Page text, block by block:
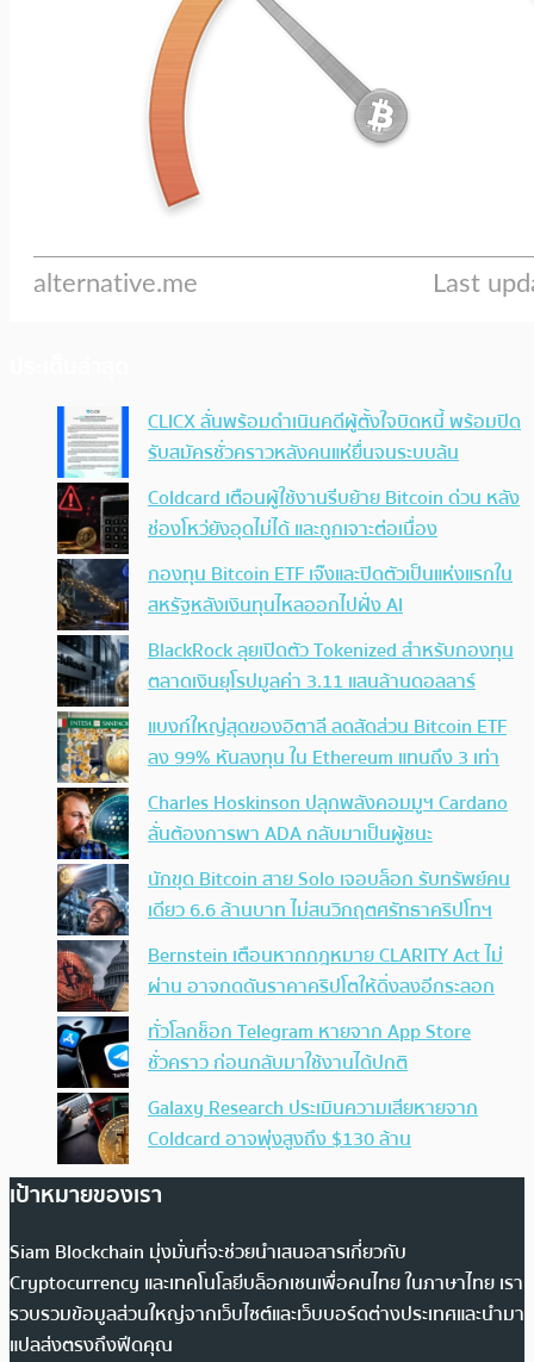
CLICX ลั่นพร้อมดำเนินคดีผู้ตั้งใจบิดหนี้ พร้อมปิด
รับสมัครชั่วคราวหลังคนแห่ยื่นจนระบบล้น
Coldcard เตือนผู้ใช้งานรีบย้าย Bitcoin ด่วน หลัง
ช่องโหว่ยังอุดไม่ได้ และถูกเจาะต่อเนื่อง
กองทุน Bitcoin ETF เจ๊งและปิดตัวเป็นแห่งแรกใน
สหรัฐหลังเงินทุนไหลออกไปฝั่ง AI
BlackRock ลุยเปิดตัว Tokenized สำหรับกองทุน
ตลาดเงินยุโรปมูลค่า 3.11 แสนล้านดอลลาร์
แบงก์ใหญ่สุดของอิตาลี ลดสัดส่วน Bitcoin ETF
ลง 99% หันลงทุน ใน Ethereum แทนถึง 3 เท่า
Charles Hoskinson ปลุกพลังคอมมูฯ Cardano
ลั่นต้องการพา ADA กลับมาเป็นผู้ชนะ
นักขุด Bitcoin สาย Solo เจอบล็อก รับทรัพย์คน
เดียว 6.6 ล้านบาท ไม่สนวิกฤตศรัทธาคริปโทฯ
Bernstein เตือนหากกฎหมาย CLARITY Act ไม่
ผ่าน อาจกดดันราคาคริปโตให้ดิ่งลงอีกระลอก
ทั่วโลกช็อก Telegram หายจาก App Store
ชั่วคราว ก่อนกลับมาใช้งานได้ปกติ
Galaxy Research ประเมินความเสียหายจาก
Coldcard อาจพุ่งสูงถึง $130 ล้าน
เป้าหมายของเรา
Siam Blockchain มุ่งมั่นที่จะช่วยนำเสนอสารเกี่ยวกับ
Cryptocurrency และเทคโนโลยีบล็อกเชนเพื่อคนไทย ในภาษาไทย เรา
รวบรวมข้อมูลส่วนใหญ่จากเว็บไซต์และเว็บบอร์ดต่างประเทศและนำมา
แปลส่งตรงถึงฟีดคุณ